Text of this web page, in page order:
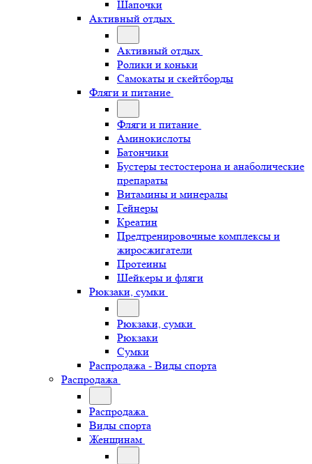
Шапочки
Активный отдых
Активный отдых
Ролики и коньки
Самокаты и скейтборды
Фляги и питание
Фляги и питание
Аминокислоты
Батончики
Бустеры тестостерона и анаболические
препараты
Витамины и минералы
Гейнеры
Креатин
Предтренировочные комплексы и
жиросжигатели
Протеины
Шейкеры и фляги
Рюкзаки, сумки
Рюкзаки, сумки
Рюкзаки
Сумки
Распродажа - Виды спорта
Распродажа
Распродажа
Виды спорта
Женщинам